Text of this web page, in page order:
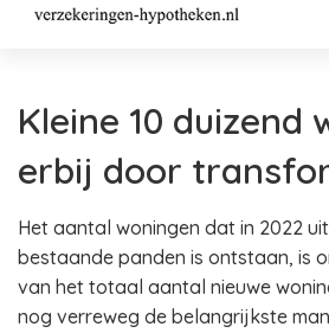
Kleine 10 duizend
erbij door
Het aantal woningen dat in 2022
bestaande panden is ontstaan, is
van het totaal aantal nieuwe
nog verreweg de belangrijkste